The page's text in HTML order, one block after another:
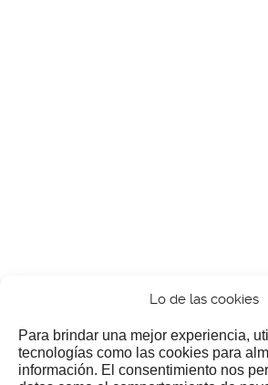
Lo de las cookies
Para brindar una mejor experiencia,
tecnologías como las cookies para
información. El consentimiento nos